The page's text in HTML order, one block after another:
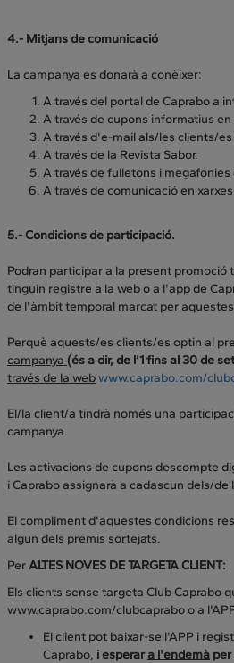
4.- Mitjans de comunicació
La campanya es donarà a conèixer:
A través del portal de Caprabo a
A través de cupons informatius
A través d'e-mail als/les clients/
A través de la Revista Sabor.
A través de fulletons i
A través de comunicació en
5.- Condicions de participació.
Podran participar a la present promoció
tinguin registre a la web o a l'app de
de l'àmbit temporal marcat per
Perquè aquests/es clients/es optin al
campanya (és a dir, de l’1 fins al 30 de
través de la webwww.caprabo.com/
El/la client/a tindrà només una
campanya.
Les activacions de cupons descompte
i Caprabo assignarà a cadascun dels/
El compliment d'aquestes condicions
algun dels premis sortejats.
PerALTES NOVES DE TARGETA CLIENT:
Els clients sense targeta Club Caprabo
www.caprabo.com/clubcaprabo o a
El client pot baixar-se l'APP i
Caprabo, i esperara l'endemà